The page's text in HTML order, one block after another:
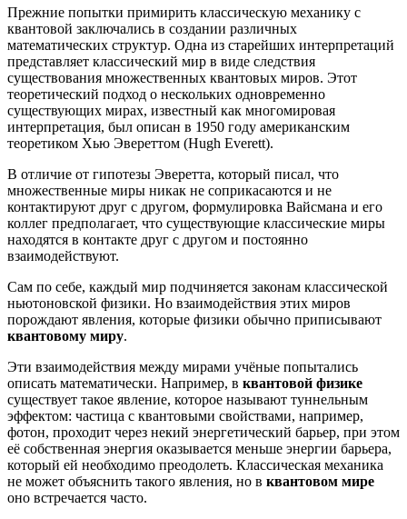
Прежние попытки примирить классическую механику с
квантовой заключались в создании различных
математических структур. Одна из старейших интерпретаций
представляет классический мир в виде следствия
существования множественных квантовых миров. Этот
теоретический подход о нескольких одновременно
существующих мирах, известный как многомировая
интерпретация, был описан в 1950 году американским
теоретиком Хью Эвереттом (Hugh Everett).
В отличие от гипотезы Эверетта, который писал, что
множественные миры никак не соприкасаются и не
контактируют друг с другом, формулировка Вайсмана и его
коллег предполагает, что существующие классические миры
находятся в контакте друг с другом и постоянно
взаимодействуют.
Сам по себе, каждый мир подчиняется законам классической
ньютоновской физики. Но взаимодействия этих миров
порождают явления, которые физики обычно приписывают
квантовому миру.
Эти взаимодействия между мирами учёные попытались
описать математически. Например, в квантовой физике
существует такое явление, которое называют туннельным
эффектом: частица с квантовыми свойствами, например,
фотон, проходит через некий энергетический барьер, при этом
её собственная энергия оказывается меньше энергии барьера,
который ей необходимо преодолеть. Классическая механика
не может объяснить такого явления, но в квантовом мире
оно встречается часто.